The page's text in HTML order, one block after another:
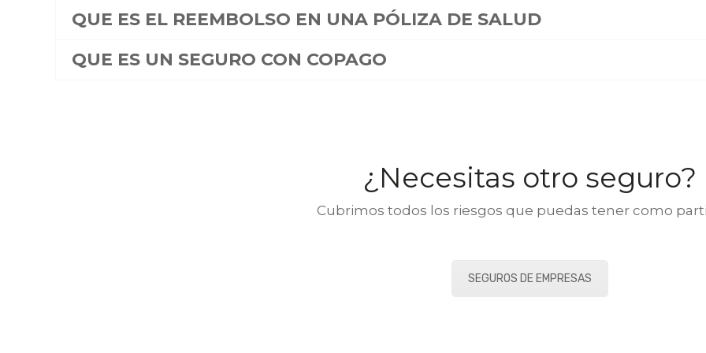
QUE ES EL REEMBOLSO EN UNA PÓLIZA DE SALUD
QUE ES UN SEGURO CON COPAGO
¿Necesitas otro seguro?
Cubrimos todos los riesgos que puedas tener como
SEGUROS DE EMPRESAS